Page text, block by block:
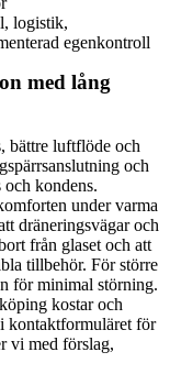
logistik,
egenkontroll
med lång
bättre luftflöde och
och
kondens.
under varma
dräneringsvägar och
från glaset och att
tillbehör. För större
för minimal störning.
kostar och
kontaktformuläret för
vi med förslag,